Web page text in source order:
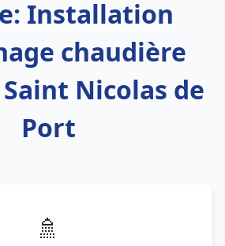
Installation
chaudière
Nicolas de
Port
🚿